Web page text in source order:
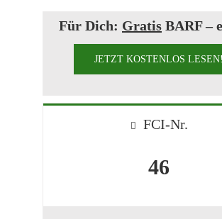
Für Dich: Gratis BARF –
JETZT KOSTENLOS LESEN!
FCI-Nr.
46